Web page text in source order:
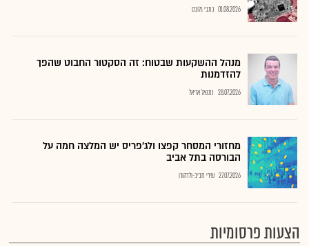
01.08.2026 כתבי גלובס
מנהל ההשקעות שבטוח: זה הסקטור החבוט שהפך
להזדמנות
28.07.2026 נתנאל אריאל
מחזורי המסחר קפצו ולג'פריס יש המלצה חמה על
הבורסה בתל אביב
27.07.2026 שירי חביב-ולדהורן
הצעות פרסומיות